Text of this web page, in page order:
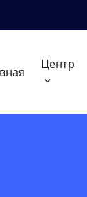
Центр